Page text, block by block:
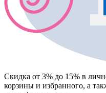
Скидка от 3% до 15% в
корзины и избранного, а